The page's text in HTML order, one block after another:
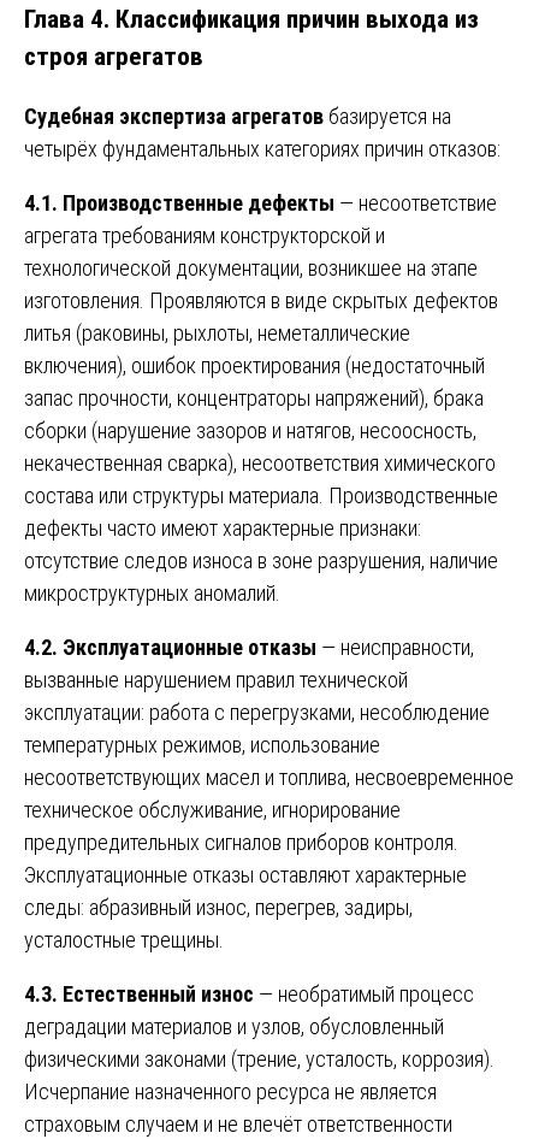
Глава 4. Классификация причин выхода из
строя агрегатов
Судебная экспертиза агрегатов базируется на
четырёх фундаментальных категориях причин отказов:
4.1. Производственные дефекты — несоответствие
агрегата требованиям конструкторской и
технологической документации, возникшее на этапе
изготовления. Проявляются в виде скрытых дефектов
литья (раковины, рыхлоты, неметаллические
включения), ошибок проектирования (недостаточный
запас прочности, концентраторы напряжений), брака
сборки (нарушение зазоров и натягов, несоосность,
некачественная сварка), несоответствия химического
состава или структуры материала. Производственные
дефекты часто имеют характерные признаки:
отсутствие следов износа в зоне разрушения, наличие
микроструктурных аномалий.
4.2. Эксплуатационные отказы — неисправности,
вызванные нарушением правил технической
эксплуатации: работа с перегрузками, несоблюдение
температурных режимов, использование
несоответствующих масел и топлива, несвоевременное
техническое обслуживание, игнорирование
предупредительных сигналов приборов контроля.
Эксплуатационные отказы оставляют характерные
следы: абразивный износ, перегрев, задиры,
усталостные трещины.
4.3. Естественный износ — необратимый процесс
деградации материалов и узлов, обусловленный
физическими законами (трение, усталость, коррозия).
Исчерпание назначенного ресурса не является
страховым случаем и не влечёт ответственности